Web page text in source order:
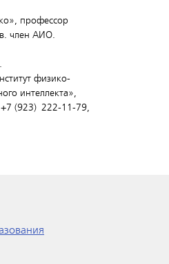
профессор
член АИО.
физико-
интеллекта»,
(923) 222-11-79,